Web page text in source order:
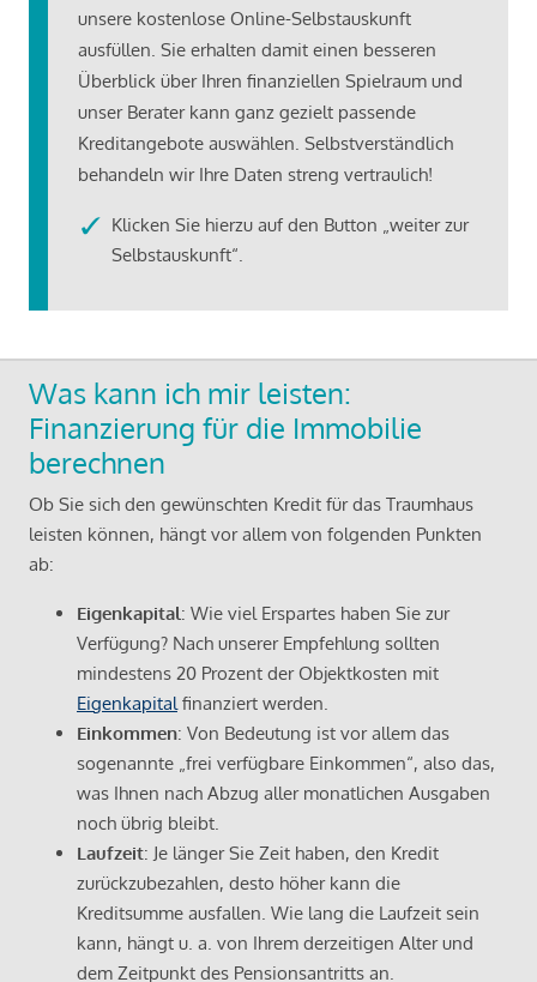
unsere kostenlose Online-Selbstauskunft
ausfüllen. Sie erhalten damit einen besseren
Überblick über Ihren finanziellen Spielraum und
unser Berater kann ganz gezielt passende
Kreditangebote auswählen. Selbstverständlich
behandeln wir Ihre Daten streng vertraulich!
Klicken Sie hierzu auf den Button „weiter zur
Selbstauskunft“.
Was kann ich mir leisten:
Finanzierung für die Immobilie
berechnen
Ob Sie sich den gewünschten Kredit für das Traumhaus
leisten können, hängt vor allem von folgenden Punkten
ab:
Eigenkapital: Wie viel Erspartes haben Sie zur
Verfügung? Nach unserer Empfehlung sollten
mindestens 20 Prozent der Objektkosten mit
Eigenkapital finanziert werden.
Einkommen: Von Bedeutung ist vor allem das
sogenannte „frei verfügbare Einkommen“, also das,
was Ihnen nach Abzug aller monatlichen Ausgaben
noch übrig bleibt.
Laufzeit: Je länger Sie Zeit haben, den Kredit
zurückzubezahlen, desto höher kann die
Kreditsumme ausfallen. Wie lang die Laufzeit sein
kann, hängt u. a. von Ihrem derzeitigen Alter und
dem Zeitpunkt des Pensionsantritts an.